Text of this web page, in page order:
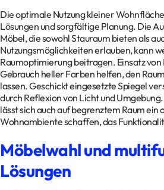
Die optimale Nutzung kleiner
Lösungen und sorgfältige Planung. Die
Möbel, die sowohl Stauraum bieten als
Nutzungsmöglichkeiten erlauben, kann
Raumoptimierung beitragen. Einsatz
Gebrauch heller Farben helfen, den
lassen. Geschickt eingesetzte Spiegel
durch Reflexion von Licht und
lässt sich auch auf begrenztem Raum ein
Wohnambiente schaffen, das
Möbelwahl und
Lösungen